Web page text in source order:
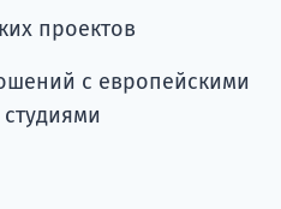
проектов
с европейскими